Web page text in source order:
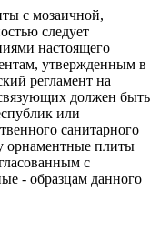
с мозаичной,
следует
настоящего
утвержденным в
регламент на
должен быть
или
санитарного
орнаментные плиты
с
- образцам данного